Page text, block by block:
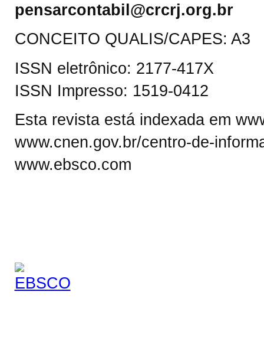
pensarcontabil@crcrj.org.br
CONCEITO QUALIS/CAPES: A3
ISSN eletrônico: 2177-417X
ISSN Impresso: 1519-0412
Esta revista está indexada em
www.cnen.gov.br/centro-de-
www.ebsco.com